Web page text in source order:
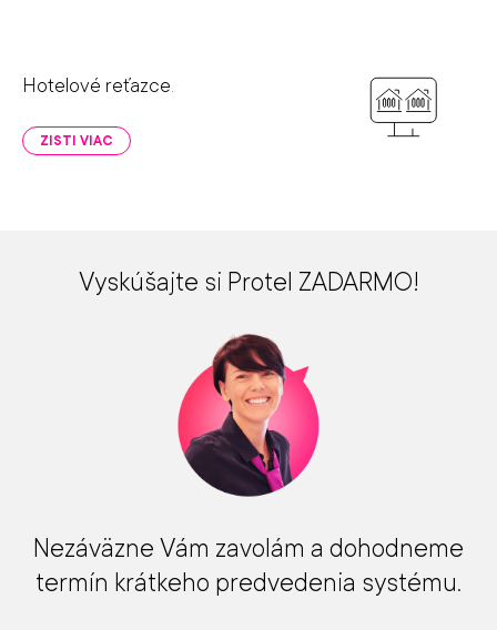
Hotelové reťazce.
ZISTI VIAC
Vyskúšajte si Protel ZADARMO!
Nezáväzne Vám zavolám a dohodneme
termín krátkeho predvedenia systému.